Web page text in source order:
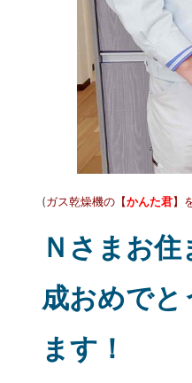
(ガス乾燥機の【かんた君】
Ｎさまお
成おめでと
ます！